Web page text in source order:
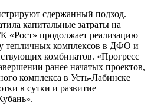
сдержанный подход.
капитальные затраты на
«Рост» продолжает реализацию
тепличных комплексов в ДФО и
комбинатов. «Прогресс
ранее начатых проектов,
комплекса в Усть-Лабинске
в сутки и развитие